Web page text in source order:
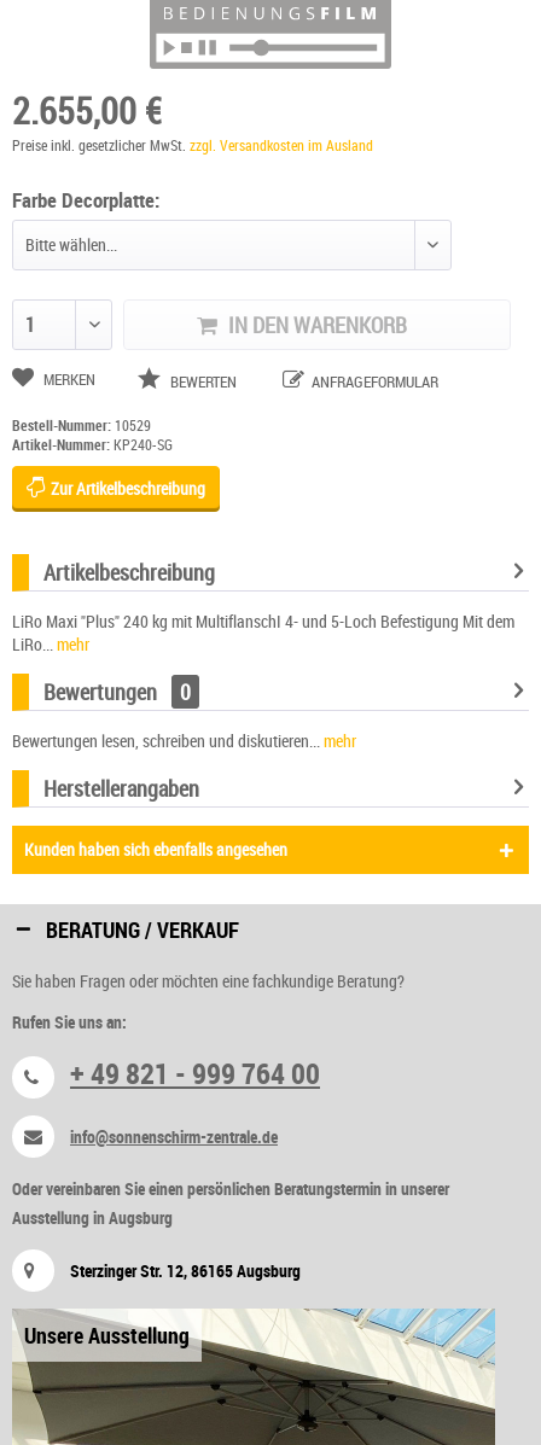
2.655,00 €
Preise inkl. gesetzlicher MwSt. zzgl. Versandkosten im Ausland
Farbe Decorplatte:
IN DEN WARENKORB
MERKEN BEWERTEN ANFRAGEFORMULAR
Bestell-Nummer:10529
Artikel-Nummer:KP240-SG
Zur Artikelbeschreibung
Artikelbeschreibung
LiRo Maxi "Plus" 240 kg mit MultiflanschI 4- und 5-Loch Befestigung Mit dem
LiRo...
mehr
Bewertungen 0
Bewertungen lesen, schreiben und diskutieren... mehr
Herstellerangaben
Kunden haben sich ebenfalls angesehen
BERATUNG / VERKAUF
Sie haben Fragen oder möchten eine fachkundige Beratung?
Rufen Sie uns an:
+ 49 821 - 999 764 00
info@sonnenschirm-zentrale.de
Oder vereinbaren Sie einen persönlichen Beratungstermin in unserer
Ausstellung in Augsburg
Sterzinger Str. 12, 86165 Augsburg
Unsere Ausstellung